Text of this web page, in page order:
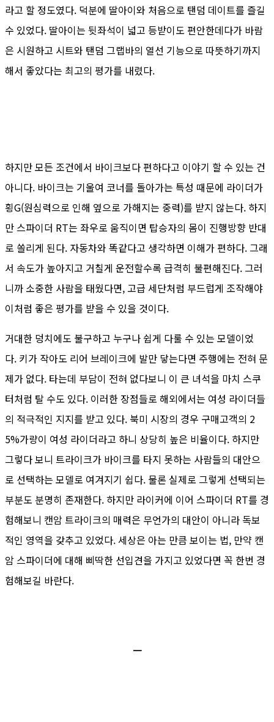
라고 할 정도였다. 덕분에 딸아이와 처음으로 탠덤 데이트를 즐길
수 있었다. 딸아이는 뒷좌석이 넓고 등받이도 편안한데다가 바람
은 시원하고 시트와 탠덤 그랩바의 열선 기능으로 따뜻하기까지
해서 좋았다는 최고의 평가를 내렸다.
하지만 모든 조건에서 바이크보다 편하다고 이야기 할 수 있는 건
아니다. 바이크는 기울여 코너를 돌아가는 특성 때문에 라이더가
횡G(원심력으로 인해 옆으로 가해지는 중력)를 받지 않는다. 하지
만 스파이더 RT는 좌우로 움직이면 탑승자의 몸이 진행방향 반대
로 쏠리게 된다. 자동차와 똑같다고 생각하면 이해가 편하다. 그래
서 속도가 높아지고 거칠게 운전할수록 급격히 불편해진다. 그러
니까 소중한 사람을 태웠다면, 고급 세단처럼 부드럽게 조작해야
이처럼 좋은 평가를 받을 수 있을 것이다.
거대한 덩치에도 불구하고 누구나 쉽게 다룰 수 있는 모델이었
다. 키가 작아도 리어 브레이크에 발만 닿는다면 주행에는 전혀 문
제가 없다. 타는데 부담이 전혀 없다보니 이 큰 녀석을 마치 스쿠
터처럼 탈 수도 있다. 이러한 장점들로 해외에서는 여성 라이더들
의 적극적인 지지를 받고 있다. 북미 시장의 경우 구매고객의 2
5%가량이 여성 라이더라고 하니 상당히 높은 비율이다. 하지만
그렇다 보니 트라이크가 바이크를 타지 못하는 사람들의 대안으
로 선택하는 모델로 여겨지기 쉽다. 물론 실제로 그렇게 선택되는
부분도 분명히 존재한다. 하지만 라이커에 이어 스파이더 RT를 경
험해보니 캔암 트라이크의 매력은 무언가의 대안이 아니라 독보
적인 영역을 갖추고 있었다. 세상은 아는 만큼 보이는 법, 만약 캔
암 스파이더에 대해 삐딱한 선입견을 가지고 있었다면 꼭 한번 경
험해보길 바란다.
ㅡ